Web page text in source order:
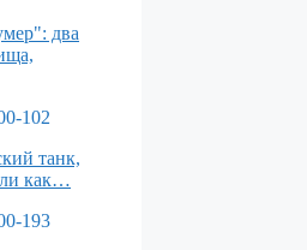
два
танк,
как…